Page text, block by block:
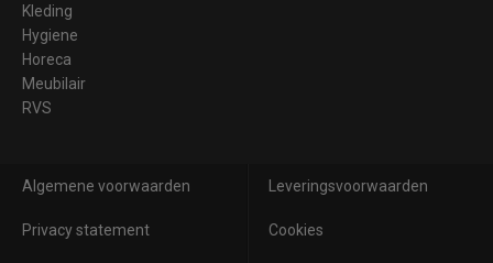
Kleding
Hygiene
Horeca
Meubilair
RVS
Algemene voorwaarden Leveringsvoorwaarden
Privacy statement Cookies